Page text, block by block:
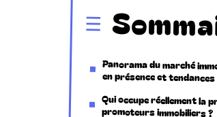
Panorama du marché
en présence et
Qui occupe réellement la
promoteurs immobiliers ?